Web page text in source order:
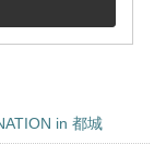
in 都城